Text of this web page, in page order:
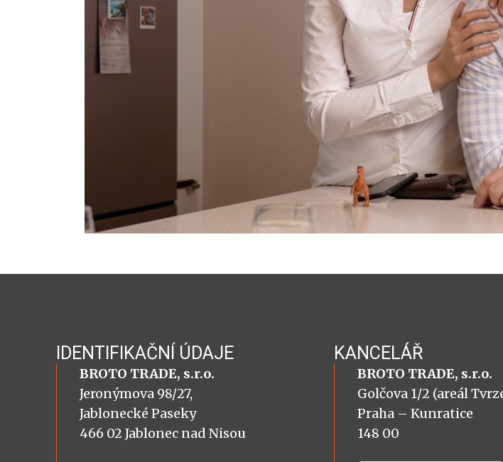
IDENTIFIKAČNÍ ÚDAJE
BROTO TRADE, s.r.o.
Jeronýmova 98/27,
Jablonecké Paseky
466 02 Jablonec nad Nisou
KANCELÁŘ
BROTO TRADE, s.r.o.
Golčova 1/2 (areál
Praha – Kunratice
148 00